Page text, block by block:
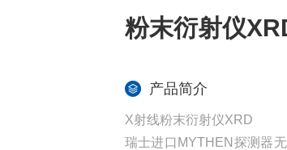
粉末衍射仪
产品简介
X射线粉末衍射仪XRD
瑞士进口MYTHEN探测器